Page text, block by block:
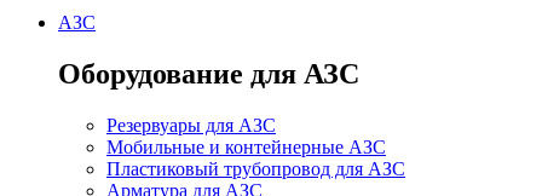
АЗС
Оборудование для АЗС
Резервуары для АЗС
Мобильные и контейнерные АЗС
Пластиковый трубопровод для АЗС
Арматура для АЗС